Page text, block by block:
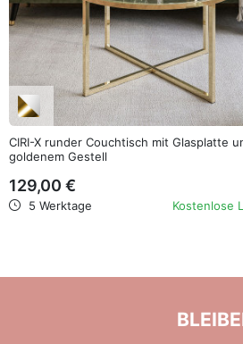
CIRI-X runder Couchtisch mit Glasplatte
goldenem Gestell
129,00 €
5 Werktage Kostenlose